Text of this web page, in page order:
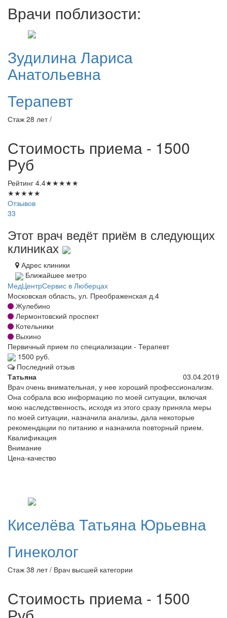
Врачи поблизости:
ЗудилинаЛариса
Анатольевна
Терапевт
Стаж 28 лет /
Стоимость приема - 1500
Руб
Рейтинг 4.4★★★★★
★★★★★
Отзывов
33
Этот врач ведёт приём в следующих
клиниках
Адрес клиники
Ближайшее метро
МедЦентрСервис в Люберцах
Московская область, ул. Преображенская д.4
Жулебино
Лермонтовский проспект
Котельники
Выхино
Первичный прием по специализации - Терапевт
1500 руб.
Последний отзыв
Татьяна
03.04.2019
Врач очень внимательная, у нее хороший профессионализм.
Она собрала всю информацию по моей ситуации, включая
мою наследственность, исходя из этого сразу приняла меры
по моей ситуации, назначила анализы, дала некоторые
рекомендации по питанию и назначила повторный прием.
Квалификация
Внимание
Цена-качество
КиселёваТатьяна Юрьевна
Гинеколог
Стаж 38 лет / Врач высшей категории
Стоимость приема - 1500